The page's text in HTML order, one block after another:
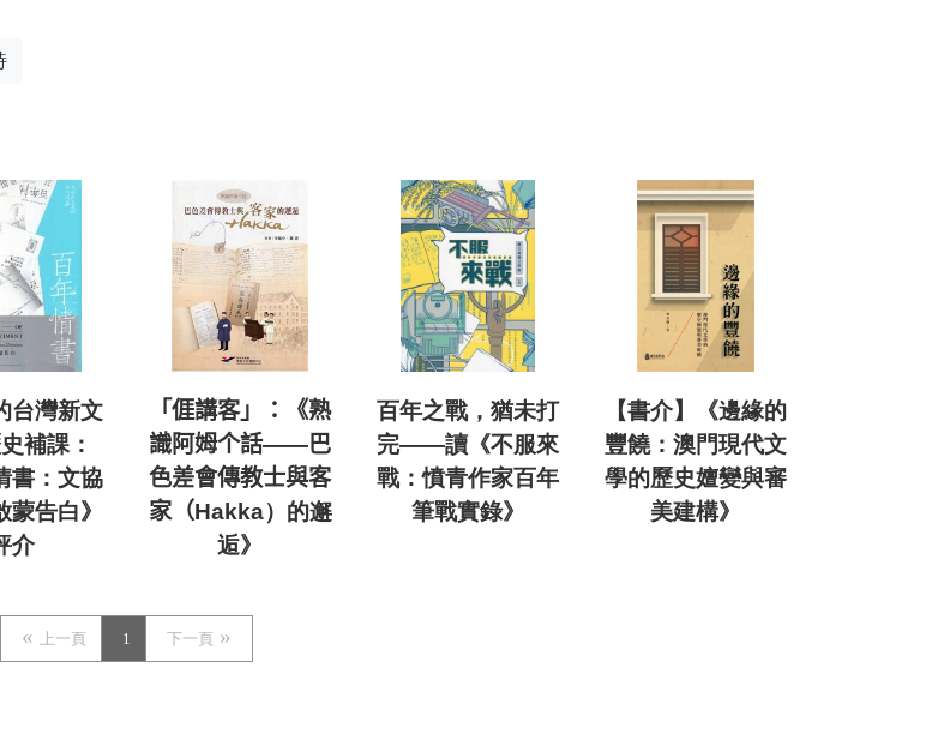
台灣新文
補課：
書：文協
蒙告白》
介
「𠊎講客」：《熟
識阿姆个話——巴
色差會傳教士與客
家（Hakka）的邂
逅》
百年之戰，猶未打
完——讀《不服來
戰：憤青作家百年
筆戰實錄》
【書介】《邊緣的
豐饒：澳門現代文
學的歷史嬗變與審
美建構》
上一頁 1 下一頁